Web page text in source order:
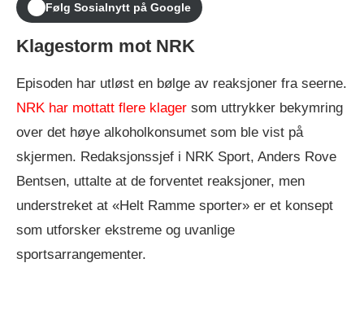
Følg Sosialnytt på Google
Klagestorm mot NRK
Episoden har utløst en bølge av reaksjoner fra seerne.
NRK har mottatt flere klager som uttrykker bekymring
over det høye alkoholkonsumet som ble vist på
skjermen. Redaksjonssjef i NRK Sport, Anders Rove
Bentsen, uttalte at de forventet reaksjoner, men
understreket at «Helt Ramme sporter» er et konsept
som utforsker ekstreme og uvanlige
sportsarrangementer.